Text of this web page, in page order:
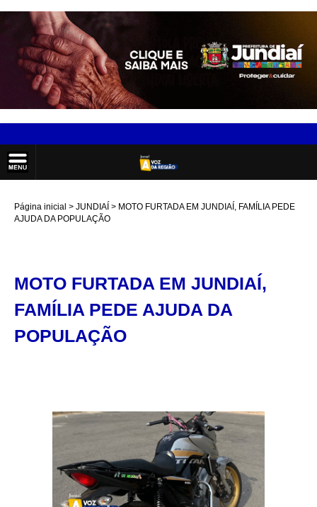
Página inicial JUNDIAÍ
MOTO FURTADA EM JUNDIAÍ, FAMÍLIA PEDE
AJUDA DA POPULAÇÃO
MOTO FURTADA EM JUNDIAÍ,
FAMÍLIA PEDE AJUDA DA
POPULAÇÃO